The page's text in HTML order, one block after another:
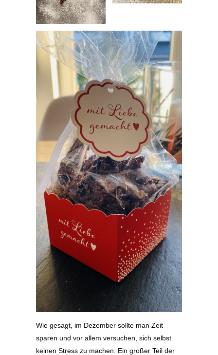
Wie gesagt, im Dezember sollte man Zeit
sparen und vor allem versuchen, sich selbst
keinen Stress zu machen. Ein großer Teil der